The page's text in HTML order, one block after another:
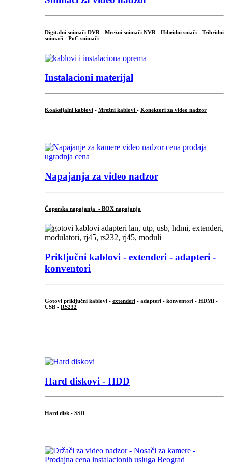
Digitalni snimači DVR - Mrežni snimači NVR - Hibridni sniači - Tribridni
snimači - PoC snimači
Instalacioni materijal
Koaksijalni kablovi - Mrežni kablovi - Konektori za video nadzor
Napajanja za video nadzor
Čoperska napajanja - BOX napajanja
Priključni kablovi - extenderi - adapteri -
konventori
Gotovi priključni kablovi - extenderi - adapteri - konventori - HDMI -
USB - RS232
Hard diskovi - HDD
Hard disk - SSD